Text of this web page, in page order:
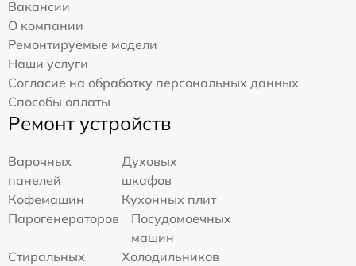
Вакансии
О компании
Ремонтируемые модели
Наши услуги
Согласие на обработку персональных данных
Способы оплаты
Ремонт устройств
Варочных
панелей
Духовых
шкафов
Кофемашин
Кухонных плит
Парогенераторов
Посудомоечных
машин
Стиральных
Холодильников